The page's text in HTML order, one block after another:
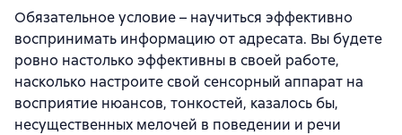
Обязательное условие – научиться эффективно
воспринимать информацию от адресата. Вы будете
ровно настолько эффективны в своей работе,
насколько настроите свой сенсорный аппарат на
восприятие нюансов, тонкостей, казалось бы,
несущественных мелочей в поведении и речи